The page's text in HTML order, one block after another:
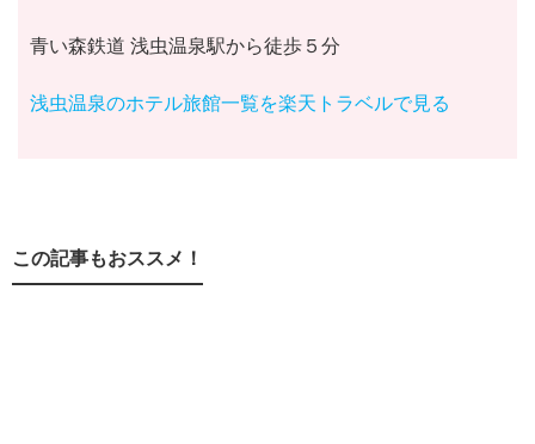
青い森鉄道 浅虫温泉駅から徒歩５分
浅虫温泉のホテル旅館一覧を楽天トラベルで見る
この記事もおススメ！